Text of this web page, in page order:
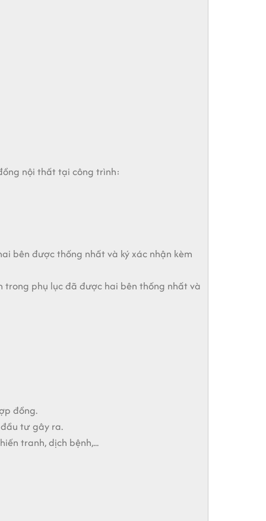
nội thất tại công trình:
bên được thống nhất và ký xác nhận kèm
trong phụ lục đã được hai bên thống nhất và
đồng.
tư gây ra.
tranh, dịch bệnh,...